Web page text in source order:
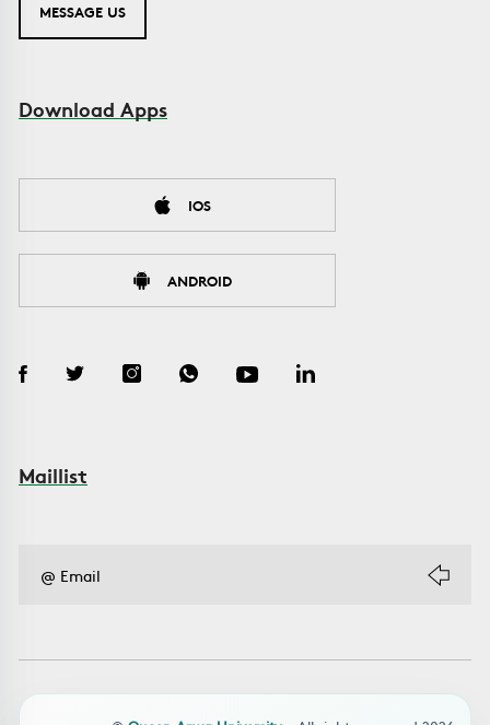
MESSAGE US
Download Apps
IOS
ANDROID
Maillist